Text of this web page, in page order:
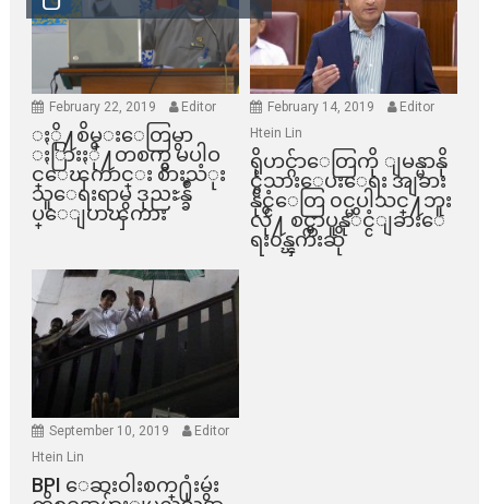
February 22, 2019 Editor
ႏို႔စိမ္းေတြမွာ
ႏြားႏို႔တစက္မွ မပါဝ
င္ေၾကာင္း စားသံုး
သူေရးရာမွ ဒုညႊန္ခ်ဳ
ပ္ေျပာၾကား
February 14, 2019
Editor
Htein Lin
ရိုဟင္ဂ်ာေတြကို ျမန္မာနို
င္ငံသားေပးေရး အျခား
နိုင္ငံေတြ ၀င္မပါသင္႔ဘူး
လို႔ စင္ကာပူနုိင္ငံျခားေ
ရး၀န္ၾကီးဆို
September 10, 2019
Editor
Htein Lin
BPI ​ေဆးဝါးစက္​႐ုံးမွဴး